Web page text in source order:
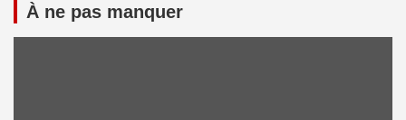
À ne pas manquer